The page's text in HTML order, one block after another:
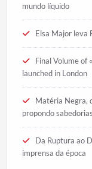
mundo líquido
Elsa Major leva
Final Volume of
launched in London
Matéria Negra,
propondo sabedorias
Da Ruptura ao
imprensa da época